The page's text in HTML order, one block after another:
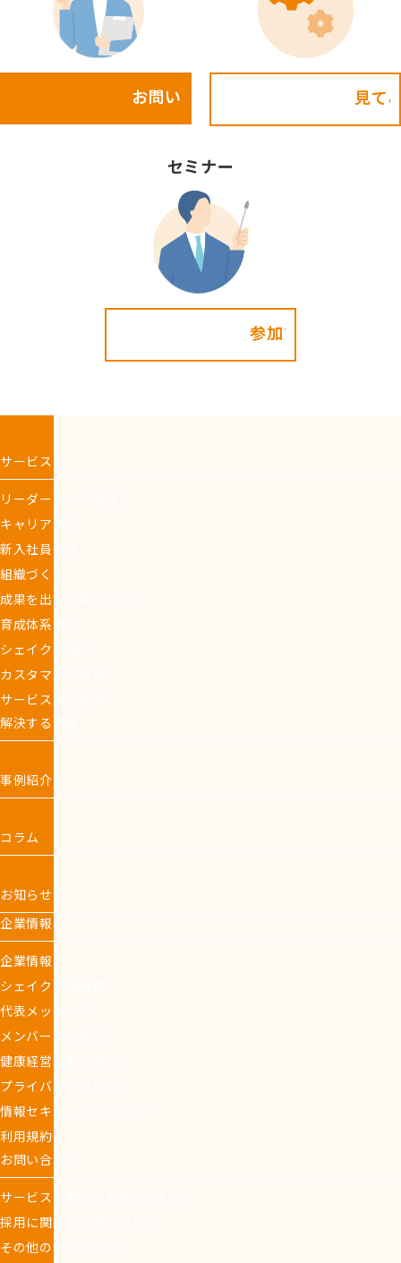
お問い合わせ
セミナー
サービス
リーダーシップ開発
キャリア開発
新入社員研修
組織づくり
成果を出す仕事の進め方
育成体系構築
シェイクの強み
カスタマイズ研修
サービス紹介動画
解決する課題
事例紹介
コラム
お知らせ
企業情報
企業情報
シェイクの価値観
代表メッセージ
メンバーのご紹介
健康経営の取り組み
プライバシーポリシー
情報セキュリティポリシー
利用規約
お問い合わせ
サービスに関するお問い合わせ
採用に関するお問い合わせ
その他のお問い合わせ